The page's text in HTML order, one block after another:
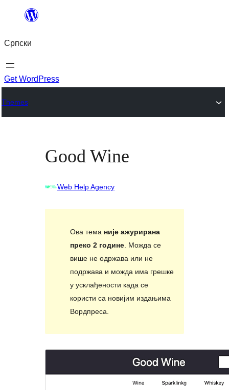
Скочи
садржај
Српски
Get WordPress
Themes
Good Wine
Web Help Agency
Ова тема није ажурирана
преко 2 године. Можда се
више не одржава или не
подржава и можда има грешке
у усклађености када се
користи са новијим издањима
Вордпреса.